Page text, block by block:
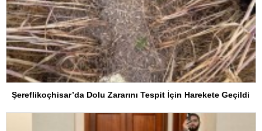
Şereflikoçhisar’da Dolu Zararını Tespit İçin Harekete Geçildi